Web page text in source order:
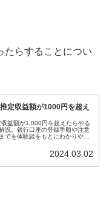
たらすることについ
定収益額が1000円を超え
益額が1,000円を超えたらやる
説。銀行口座の登録手順や注意
でを体験談をもとにわかりやす
2024.03.02